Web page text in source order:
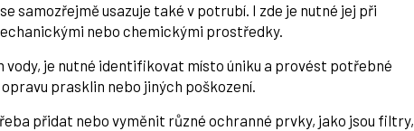
samozřejmě usazuje také v potrubí. I zde je nutné jej při
nebo chemickými prostředky.
vody, je nutné identifikovat místo úniku a provést potřebné
prasklin nebo jiných poškození.
přidat nebo vyměnit různé ochranné prvky, jako jsou filtry,